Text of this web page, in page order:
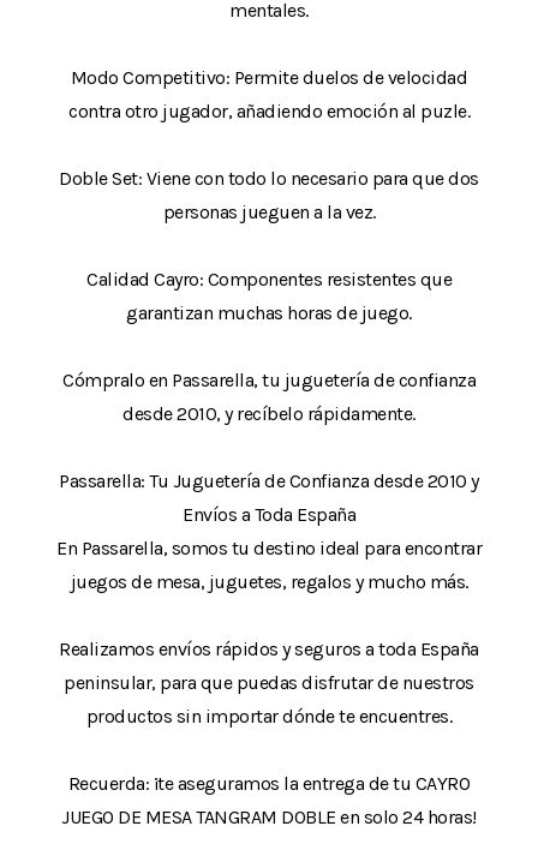
mentales.
Modo Competitivo: Permite duelos de velocidad
contra otro jugador, añadiendo emoción al puzle.
Doble Set: Viene con todo lo necesario para que dos
personas jueguen a la vez.
Calidad Cayro: Componentes resistentes que
garantizan muchas horas de juego.
Cómpralo en Passarella, tu juguetería de confianza
desde 2010, y recíbelo rápidamente.
Passarella: Tu Juguetería de Confianza desde 2010 y
Envíos a Toda España
En Passarella, somos tu destino ideal para encontrar
juegos de mesa, juguetes, regalos y mucho más.
Realizamos envíos rápidos y seguros a toda España
peninsular, para que puedas disfrutar de nuestros
productos sin importar dónde te encuentres.
Recuerda: ¡te aseguramos la entrega de tu CAYRO
JUEGO DE MESA TANGRAM DOBLE en solo 24 horas!